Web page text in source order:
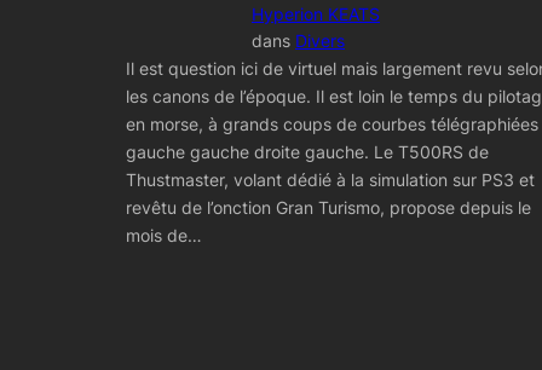
Hyperion KEATS
dans Divers
Il est question ici de virtuel mais largement revu
les canons de l’époque. Il est loin le temps du
en morse, à grands coups de courbes télégraphiées
gauche gauche droite gauche. Le T500RS de
Thustmaster, volant dédié à la simulation sur PS3 et
revêtu de l’onction Gran Turismo, propose depuis le
mois de…